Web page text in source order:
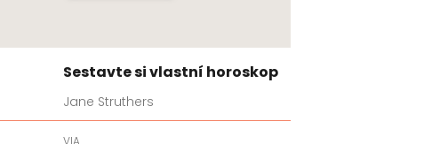
Sestavte si vlastní horoskop
Jane Struthers
VIA